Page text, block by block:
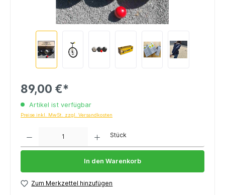
89,00 €*
Artikel ist verfügbar
Preise inkl. MwSt. zzgl. Versandkosten
Stück
In den Warenkorb
Zum Merkzettel hinzufügen